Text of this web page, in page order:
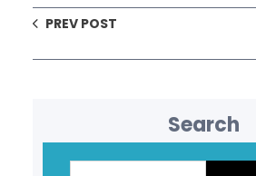
PREV POST
Search